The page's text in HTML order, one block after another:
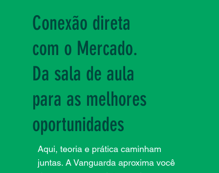
Conexão direta
com o Mercado.
Da sala de aula
para as melhores
oportunidades
Aqui, teoria e prática caminham
juntas. A Vanguarda aproxima você